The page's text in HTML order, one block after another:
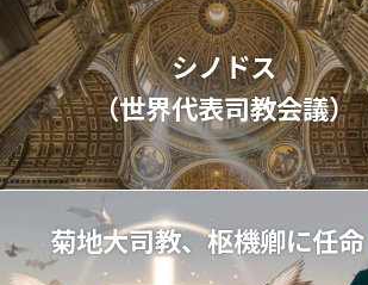
シノドス
（世界代表司教会議）
菊地大司教、枢機卿に任命